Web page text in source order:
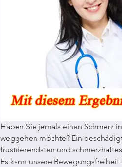
Haben Sie jemals einen Schmerz
weggehen möchte? Ein
frustrierendsten und
Es kann unsere